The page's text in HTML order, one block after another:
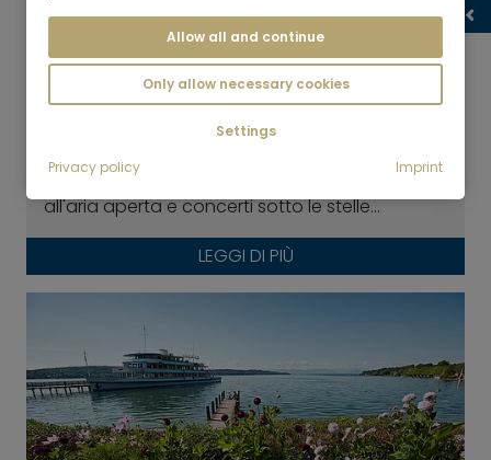
Monaco verde - I parchi della città
passeggiate, organizzare picnic, visitare teatri
all'aria aperta e concerti sotto le stelle...
LEGGI DI PIÙ
Allow all and continue
Only allow necessary cookies
Settings
Privacy policy
Imprint